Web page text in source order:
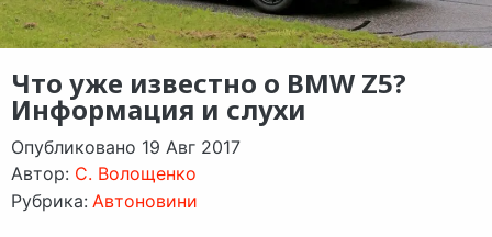
Что уже известно о BMW Z5?
Информация и слухи
Опубликовано 19 Авг 2017
Автор: C. Волощенко
Рубрика: Автоновини